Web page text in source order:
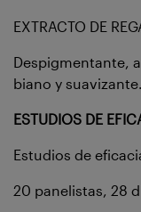
EXTRACTO DE
Despigmentante,
biano y suavizante.
ESTUDIOS DE
Estudios de
20 panelistas, 28